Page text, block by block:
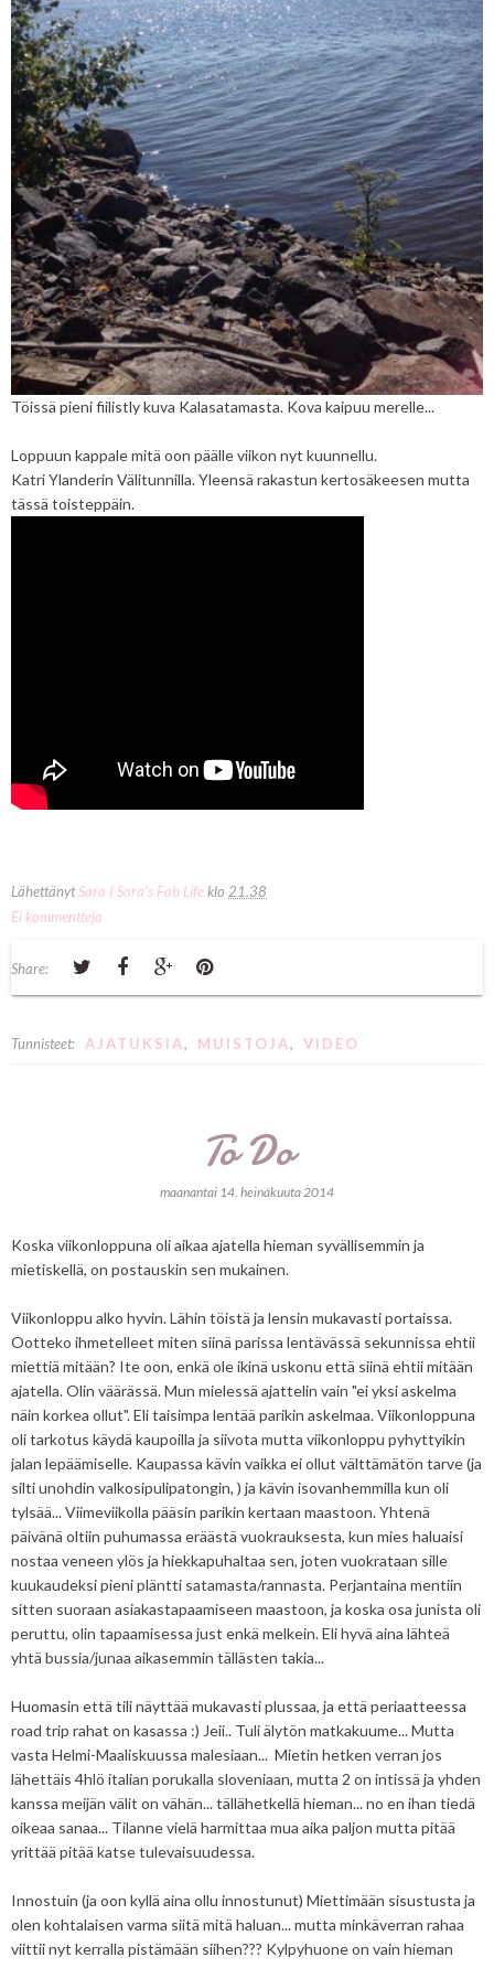
Töissä pieni fiilistly kuva Kalasatamasta. Kova kaipuu merelle...
Loppuun kappale mitä oon päälle viikon nyt kuunnellu.
Katri Ylanderin Välitunnilla. Yleensä rakastun kertosäkeesen mutta
tässä toisteppäin.
LähettänytSara I Sara's Fab Lifeklo 21.38
Ei kommentteja
Share:
Tunnisteet: AJATUKSIA, MUISTOJA, VIDEO
To Do
maanantai 14. heinäkuuta 2014
Koska viikonloppuna oli aikaa ajatella hieman syvällisemmin ja
mietiskellä, on postauskin sen mukainen.
Viikonloppu alko hyvin. Lähin töistä ja lensin mukavasti portaissa.
Ootteko ihmetelleet miten siinä parissa lentävässä sekunnissa ehtii
miettiä mitään? Ite oon, enkä ole ikinä uskonu että siinä ehtii mitään
ajatella. Olin väärässä. Mun mielessä ajattelin vain "ei yksi askelma
näin korkea ollut". Eli taisimpa lentää parikin askelmaa. Viikonloppuna
oli tarkotus käydä kaupoilla ja siivota mutta viikonloppu pyhyttyikin
jalan lepäämiselle. Kaupassa kävin vaikka ei ollut välttämätön tarve (ja
silti unohdin valkosipulipatongin, ) ja kävin isovanhemmilla kun oli
tylsää... Viimeviikolla pääsin parikin kertaan maastoon. Yhtenä
päivänä oltiin puhumassa eräästä vuokrauksesta, kun mies haluaisi
nostaa veneen ylös ja hiekkapuhaltaa sen, joten vuokrataan sille
kuukaudeksi pieni pläntti satamasta/rannasta. Perjantaina mentiin
sitten suoraan asiakastapaamiseen maastoon, ja koska osa junista oli
peruttu, olin tapaamisessa just enkä melkein. Eli hyvä aina lähteä
yhtä bussia/junaa aikasemmin tällästen takia...
Huomasin että tili näyttää mukavasti plussaa, ja että periaatteessa
road trip rahat on kasassa :) Jeii.. Tuli älytön matkakuume... Mutta
vasta Helmi-Maaliskuussa malesiaan... Mietin hetken verran jos
lähettäis 4hlö italian porukalla sloveniaan, mutta 2 on intissä ja yhden
kanssa meijän välit on vähän... tällähetkellä hieman... no en ihan tiedä
oikeaa sanaa... Tilanne vielä harmittaa mua aika paljon mutta pitää
yrittää pitää katse tulevaisuudessa.
Innostuin (ja oon kyllä aina ollu innostunut) Miettimään sisustusta ja
olen kohtalaisen varma siitä mitä haluan... mutta minkäverran rahaa
viittii nyt kerralla pistämään siihen??? Kylpyhuone on vain hieman